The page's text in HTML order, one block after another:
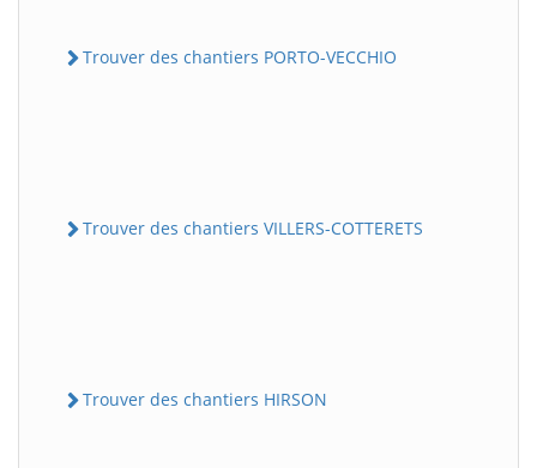
Trouver des chantiers PORTO-VECCHIO
Trouver des chantiers VILLERS-COTTERETS
Trouver des chantiers HIRSON